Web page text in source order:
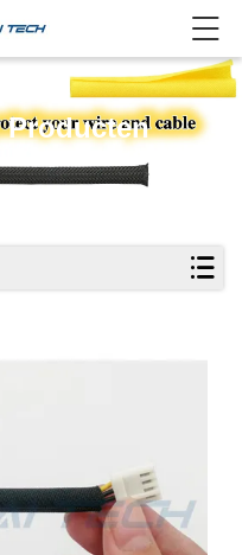
Producten